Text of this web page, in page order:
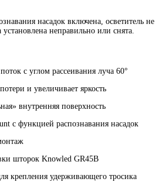
насадок включена, осветитель не
установлена неправильно или снята.
с углом рассеивания луча 60°
и увеличивает яркость
внутренняя поверхность
с функцией распознавания насадок
шторок Knowled GR45B
крепления удерживающего тросика